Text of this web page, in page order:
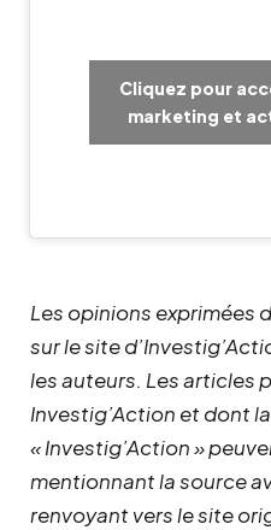
Cliquez pour
marketing et
Les opinions exprimées
sur le site
les auteurs. Les articles
Investig’Action et dont
« Investig’Action »
mentionnant la source
renvoyant vers le site